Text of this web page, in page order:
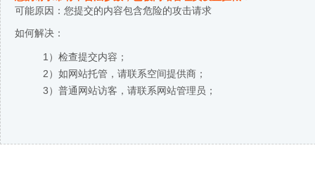
可能原因：您提交的内容包含危险的攻击请求
如何解决：
1）检查提交内容；
2）如网站托管，请联系空间提供商；
3）普通网站访客，请联系网站管理员；